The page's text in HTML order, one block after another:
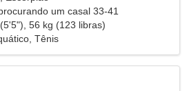
um casal 33-41
56 kg (123 libras)
Tênis